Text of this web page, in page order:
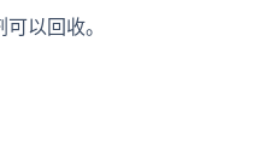
以回收。